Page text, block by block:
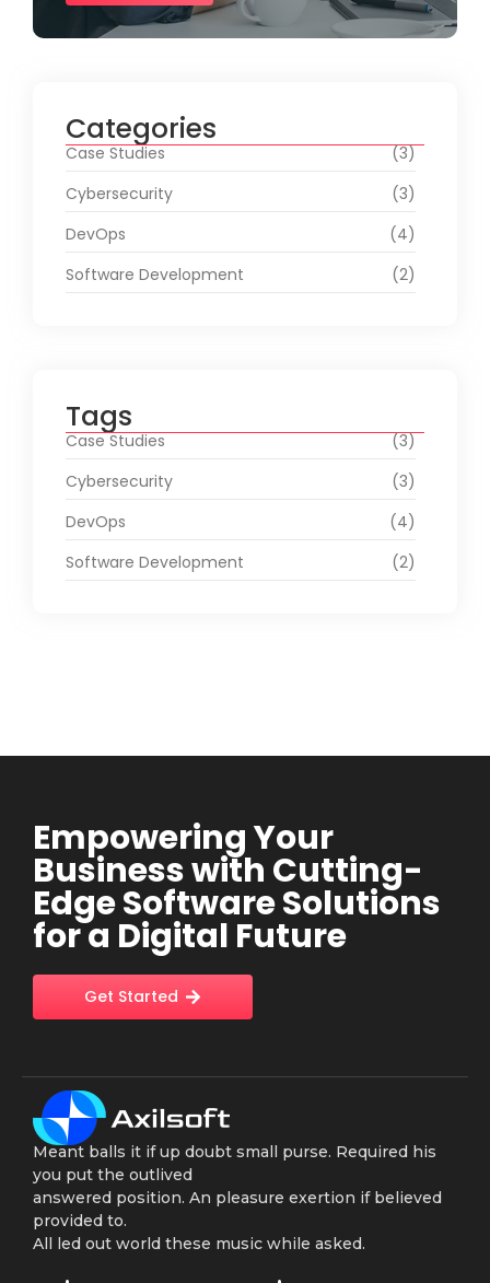
Categories
Case Studies
(3)
Cybersecurity
(3)
DevOps
(4)
Software Development
(2)
Tags
Case Studies
(3)
Cybersecurity
(3)
DevOps
(4)
Software Development
(2)
Empowering Your
Business with Cutting-
Edge Software Solutions
for a Digital Future
Get Started
Meant balls it if up doubt small purse. Required his
you put the outlived
answered position. An pleasure exertion if believed
provided to.
All led out world these music while asked.